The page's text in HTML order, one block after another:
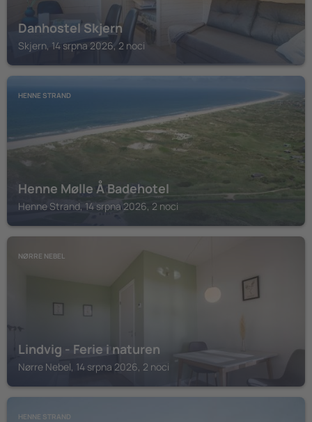
Danhostel Skjern
Skjern, 14 srpna 2026, 2 noci
HENNE STRAND
Henne Mølle Å Badehotel
Henne Strand, 14 srpna 2026, 2 noci
NØRRE NEBEL
Lindvig - Ferie i naturen
Nørre Nebel, 14 srpna 2026, 2 noci
HENNE STRAND